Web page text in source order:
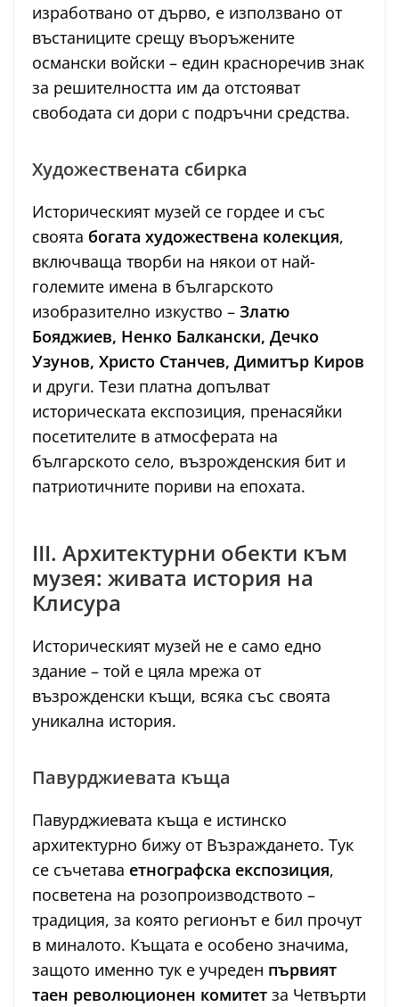
изработвано от дърво, е използвано от
въстаниците срещу въоръжените
османски войски – един красноречив знак
за решителността им да отстояват
свободата си дори с подръчни средства.
Художествената сбирка
Историческият музей се гордее и със
своята богата художествена колекция,
включваща творби на някои от най-
големите имена в българското
изобразително изкуство – Златю
Бояджиев, Ненко Балкански, Дечко
Узунов, Христо Станчев, Димитър Киров
и други. Тези платна допълват
историческата експозиция, пренасяйки
посетителите в атмосферата на
българското село, възрожденския бит и
патриотичните пориви на епохата.
III. Архитектурни обекти към
музея: живата история на
Клисура
Историческият музей не е само едно
здание – той е цяла мрежа от
възрожденски къщи, всяка със своята
уникална история.
Павурджиевата къща
Павурджиевата къща е истинско
архитектурно бижу от Възраждането. Тук
се съчетава етнографска експозиция,
посветена на розопроизводството –
традиция, за която регионът е бил прочут
в миналото. Къщата е особено значима,
защото именно тук е учреден първият
таен революционен комитет за Четвърти